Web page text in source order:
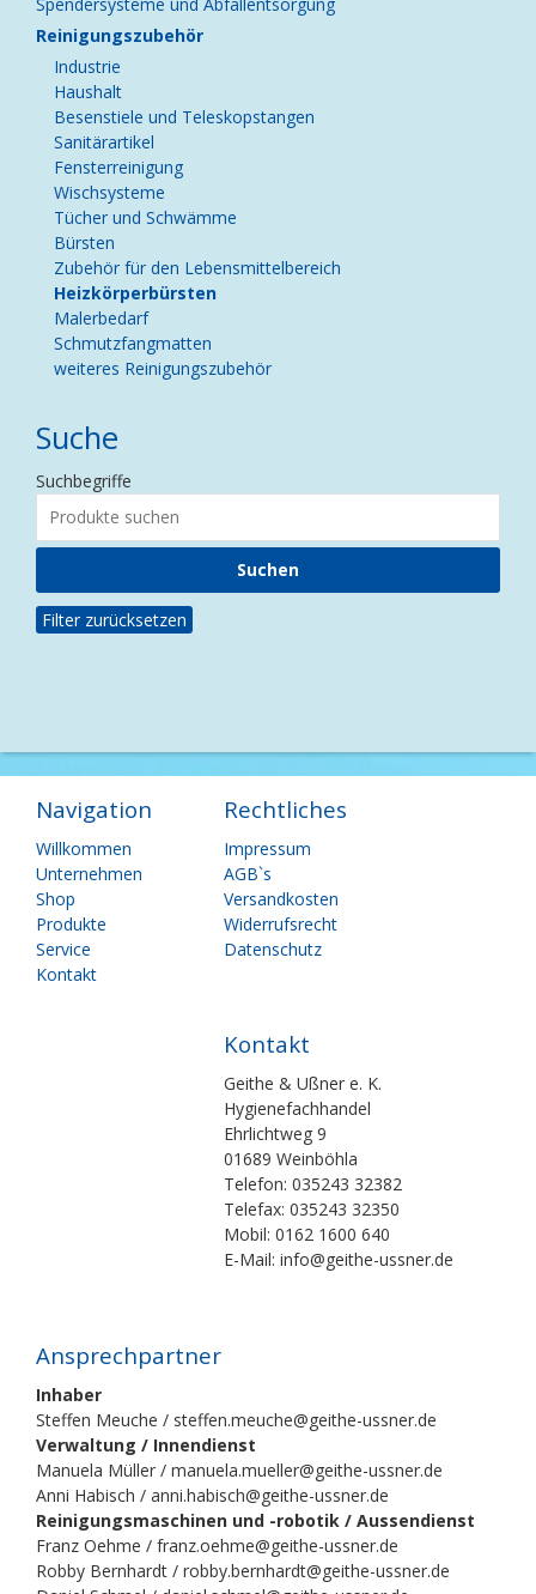
Reinigungszubehör
Industrie
Haushalt
Besenstiele und Teleskopstangen
Sanitärartikel
Fensterreinigung
Wischsysteme
Tücher und Schwämme
Bürsten
Zubehör für den Lebensmittelbereich
Heizkörperbürsten
Malerbedarf
Schmutzfangmatten
weiteres Reinigungszubehör
Suche
Suchbegriffe
Filter zurücksetzen
Navigation
Navigation
überspringen
Willkommen
Unternehmen
Shop
Produkte
Service
Kontakt
Rechtliches
Navigation
überspringen
Impressum
AGB`s
Versandkosten
Widerrufsrecht
Datenschutz
Kontakt
Geithe & Ußner e. K.
Hygienefachhandel
Ehrlichtweg 9
01689 Weinböhla
Telefon: 035243 32382
Telefax: 035243 32350
Mobil: 0162 1600 640
E-Mail: info@geithe-ussner.de
Ansprechpartner
Inhaber
Steffen Meuche / steffen.meuche@geithe-ussner.de
Verwaltung / Innendienst
Manuela Müller / manuela.mueller@geithe-ussner.de
Anni Habisch / anni.habisch@geithe-ussner.de
Reinigungsmaschinen und -robotik / Aussendienst
Franz Oehme / franz.oehme@geithe-ussner.de
Robby Bernhardt / robby.bernhardt@geithe-ussner.de